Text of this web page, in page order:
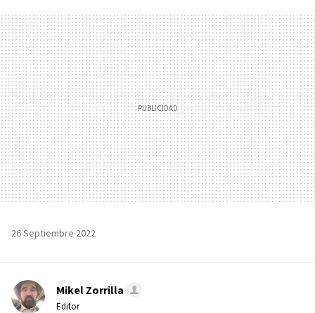
MAIL
26 Septiembre 2022
Mikel Zorrilla
Editor